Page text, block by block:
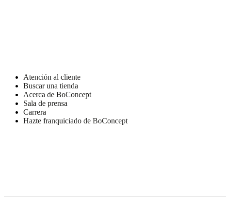
Atención al cliente
Buscar una tienda
Acerca de BoConcept
Sala de prensa
Carrera
Hazte franquiciado de BoConcept